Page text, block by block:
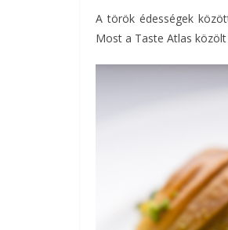
A török édességek
Most a Taste Atlas